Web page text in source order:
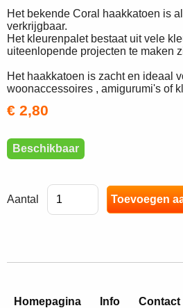
Het bekende Coral haakkatoen is
verkrijgbaar.
Het kleurenpalet bestaat uit vele
uiteenlopende projecten te maken
Het haakkatoen is zacht en ideaal
woonaccessoires , amigurumi's of
€ 2,80
Beschikbaar
Aantal
Homepagina Info Contact